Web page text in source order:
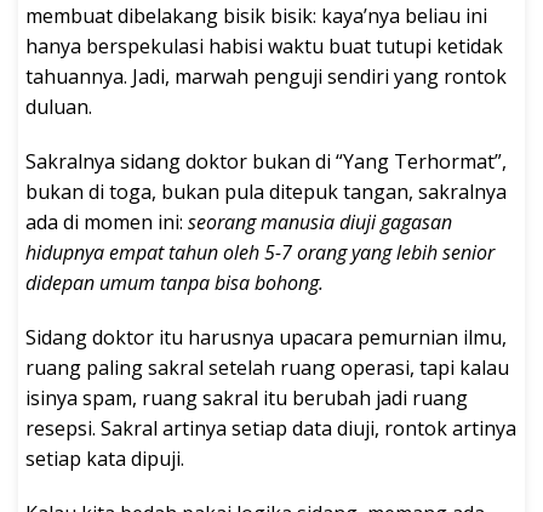
membuat dibelakang bisik bisik: kaya’nya beliau ini
hanya berspekulasi habisi waktu buat tutupi ketidak
tahuannya. Jadi, marwah penguji sendiri yang rontok
duluan.
Sakralnya sidang doktor bukan di “Yang Terhormat”,
bukan di toga, bukan pula ditepuk tangan, sakralnya
ada di momen ini: seorang manusia diuji gagasan
hidupnya empat tahun oleh 5-7 orang yang lebih senior
didepan umum tanpa bisa bohong.
Sidang doktor itu harusnya upacara pemurnian ilmu,
ruang paling sakral setelah ruang operasi, tapi kalau
isinya spam, ruang sakral itu berubah jadi ruang
resepsi. Sakral artinya setiap data diuji, rontok artinya
setiap kata dipuji.